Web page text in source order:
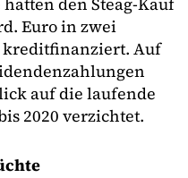
Euro in zwei
kreditfinanziert. Auf
auf die laufende
2020 verzichtet.